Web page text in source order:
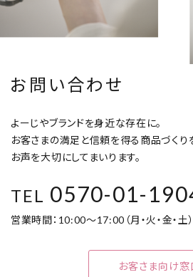
お問い合わせ
よーじやブランドを身近な存在に。
お客さまの満足と信頼を得る商品づくり
お声を大切にしてまいります。
TEL 0570-01-
営業時間：10:00～17:00（月・火・金・
お客さま向け窓